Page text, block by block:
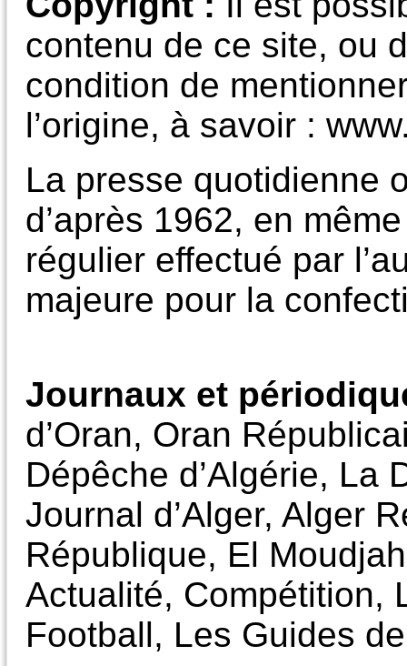
contenu de ce site, ou
condition de
l’origine, à savoir :
La presse quotidienne
d’après 1962, en
régulier effectué par
majeure pour la
Journaux et
d’Oran, Oran
Dépêche d’Algérie, La
Journal d’Alger, Alger
République, El
Actualité, Compétition,
Football, Les Guides